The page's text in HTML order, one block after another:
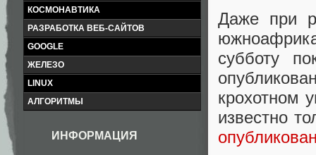
КОСМОНАВТИКА
РАЗРАБОТКА ВЕБ-САЙТОВ
GOOGLE
ЖЕЛЕЗО
LINUX
АЛГОРИТМЫ
ИНФОРМАЦИЯ
Даже при
субботу
крохотном
известно